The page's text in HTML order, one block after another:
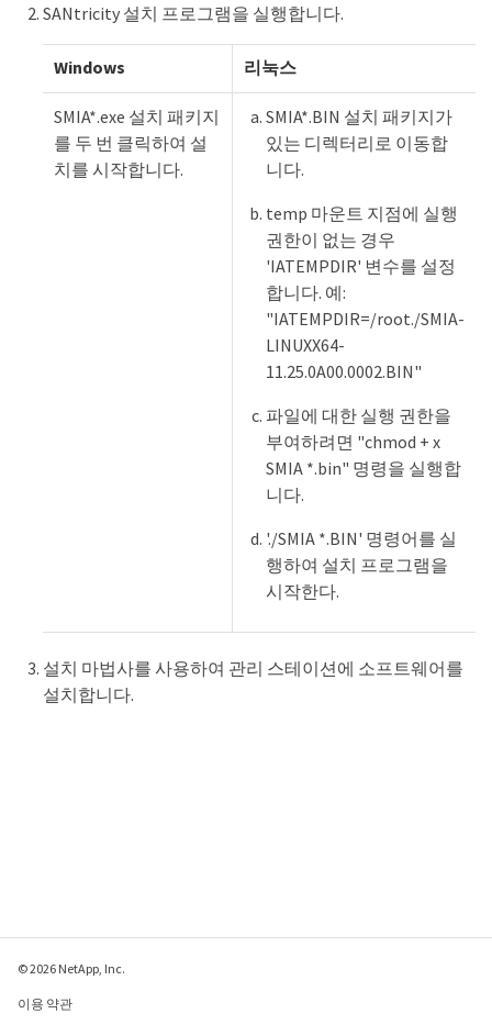
SANtricity 설치 프로그램을 실행합니다.
Windows 리눅스
SMIA*.exe 설치 패키지
를 두 번 클릭하여 설
치를 시작합니다.
SMIA*.BIN 설치 패키지가
있는 디렉터리로 이동합
니다.
temp 마운트 지점에 실행
권한이 없는 경우
'IATEMPDIR' 변수를 설정
합니다. 예:
"IATEMPDIR=/root./SMIA-
LINUXX64-
11.25.0A00.0002.BIN"
파일에 대한 실행 권한을
부여하려면 "chmod + x
SMIA *.bin" 명령을 실행합
니다.
'./SMIA *.BIN' 명령어를 실
행하여 설치 프로그램을
시작한다.
설치 마법사를 사용하여 관리 스테이션에 소프트웨어를
설치합니다.
© 2026 NetApp, Inc.
이용 약관